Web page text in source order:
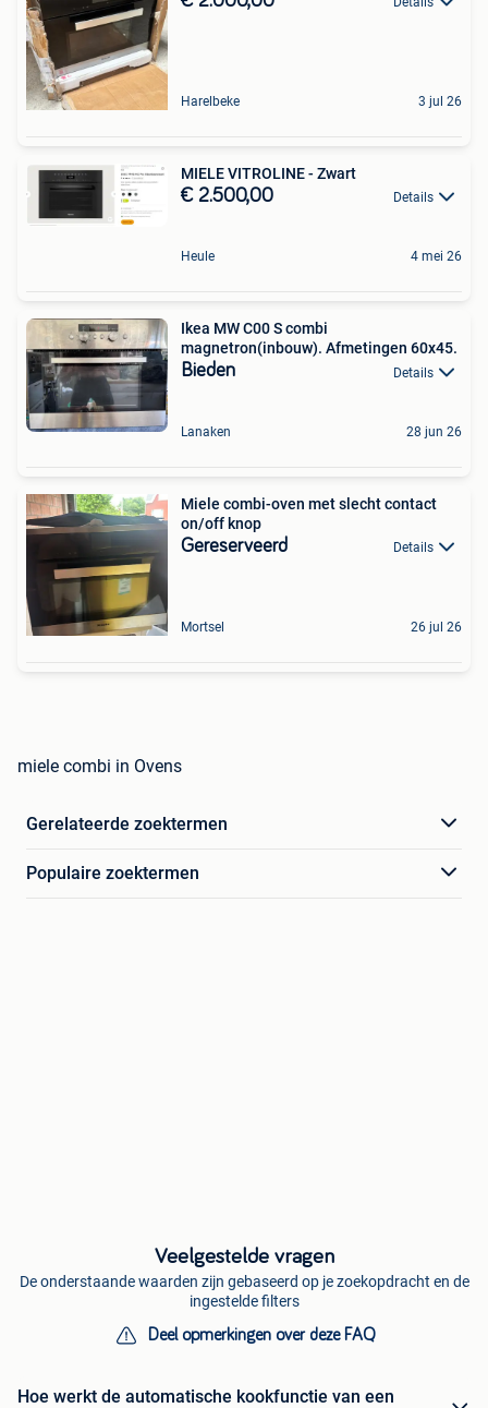
Harelbeke 3 jul 26
MIELE VITROLINE - Zwart
€ 2.500,00 Details
Heule 4 mei 26
Ikea MW C00 S combi
magnetron(inbouw). Afmetingen 60x45.
Bieden Details
Lanaken 28 jun 26
Miele combi-oven met slecht contact
on/off knop
Gereserveerd Details
Mortsel 26 jul 26
miele combi in Ovens
Gerelateerde zoektermen
Populaire zoektermen
Veelgestelde vragen
De onderstaande waarden zijn gebaseerd op je zoekopdracht en de
ingestelde filters
Deel opmerkingen over deze FAQ
Hoe werkt de automatische kookfunctie van een